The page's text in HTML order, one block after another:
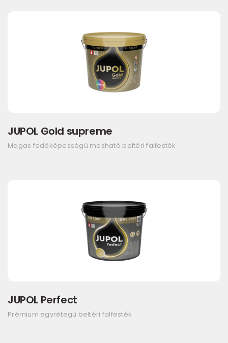
JUPOL Gold supreme
Magas fedőképességű mosható beltéri falfesték
JUPOL Perfect
Prémium egyrétegű beltéri falfesték